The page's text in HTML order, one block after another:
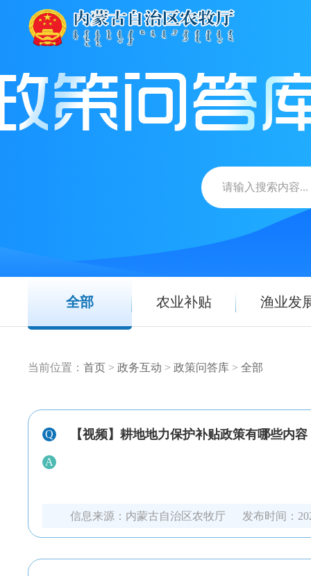
全部 农业补贴 渔业发
当前位置： 首页 > 政务互动 > 政策问答库 > 全部
Q 【视频】耕地地力保护补贴政策有哪些内容
A
信息来源： 内蒙古自治区农牧厅 发布时间：